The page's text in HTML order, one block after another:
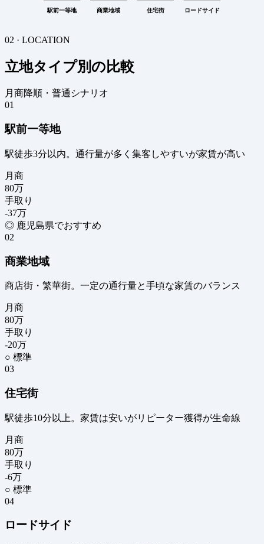
駅前一等地 商業地域 住宅街 ロードサイド
02 · LOCATION
立地タイプ別の比較
月商降順・普通シナリオ
01
駅前一等地
駅徒歩3分以内。通行量が多く集客しやすいが家賃が高い
月商
80万
手取り
-37万
◎ 鹿児島県でおすすめ
02
商業地域
商店街・繁華街。一定の通行量と手頃な家賃のバランス
月商
80万
手取り
-20万
○ 標準
03
住宅街
駅徒歩10分以上。家賃は安いがリピーター獲得が生命線
月商
80万
手取り
-6万
○ 標準
04
ロードサイド